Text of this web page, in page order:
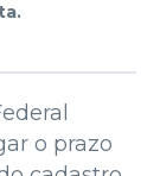
o prazo